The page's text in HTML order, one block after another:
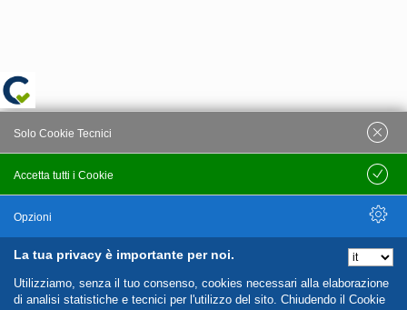
La tua privacy è importante per noi.
Utilizziamo, senza il tuo consenso, cookies necessari alla elaborazione
di analisi statistiche e tecnici per l'utilizzo del sito. Chiudendo il Cookie
Accetta tutti i Cookie
Solo Cookie Tecnici
Salva
Opzioni
Nascondi Opzioni